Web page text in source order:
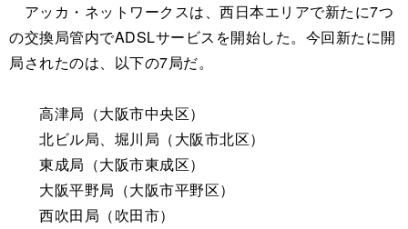
ショッピング その他
アッカ・ネットワークスは、西日本エリアで新たに7つ
の交換局管内でADSLサービスを開始した。今回新たに開
局されたのは、以下の7局だ。
高津局（大阪市中央区）
北ビル局、堀川局（大阪市北区）
東成局（大阪市東成区）
大阪平野局（大阪市平野区）
西吹田局（吹田市）